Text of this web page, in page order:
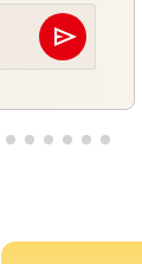
send
Abschicken